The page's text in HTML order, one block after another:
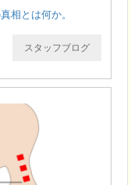
相とは何か。
スタッフブログ